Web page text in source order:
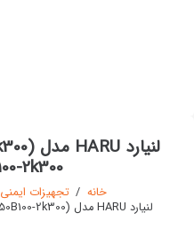
2k300)
خانه / تجهیزات ایمنی
لنیارد HARU مدل (R-Sa1-150B100-2k300) و (R-Sa1-200B100-2k300)